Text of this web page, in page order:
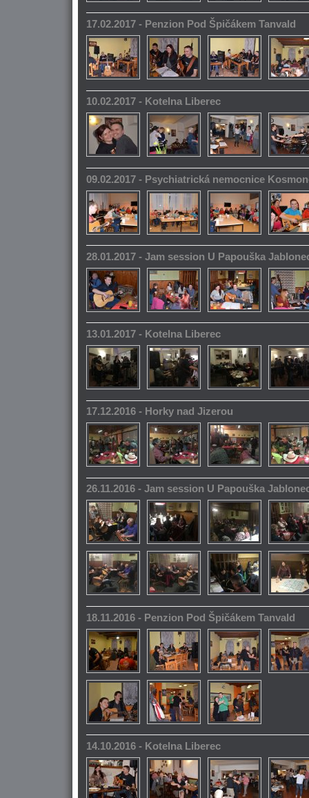
17.02.2017 - Penzion Pod Špičákem Tanvald
10.02.2017 - Kotelna Liberec
09.02.2017 - Psychiatrická nemocnice
28.01.2017 - Jam session U Papouška
13.01.2017 - Kotelna Liberec
17.12.2016 - Horky nad Jizerou
26.11.2016 - Jam session U Papouška
18.11.2016 - Penzion Pod Špičákem Tanvald
14.10.2016 - Kotelna Liberec